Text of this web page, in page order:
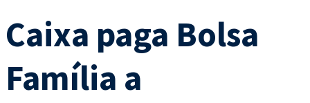
Caixa paga Bolsa
Família a